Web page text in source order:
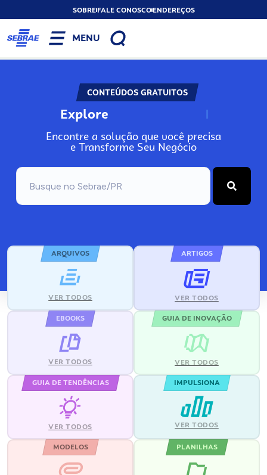
SOBREFALE CONOSCOENDEREÇOS
MENU
CONTEÚDOS GRATUITOS
Explore N
Encontre a solução que você precisa
e Transforme Seu Negócio
ARQUIVOS
VER TODOS
ARTIGOS
VER TODOS
EBOOKS
VER TODOS
GUIA DE INOVAÇÃO
VER TODOS
GUIA DE TENDÊNCIAS
VER TODOS
IMPULSIONA
VER TODOS
MODELOS PLANILHAS